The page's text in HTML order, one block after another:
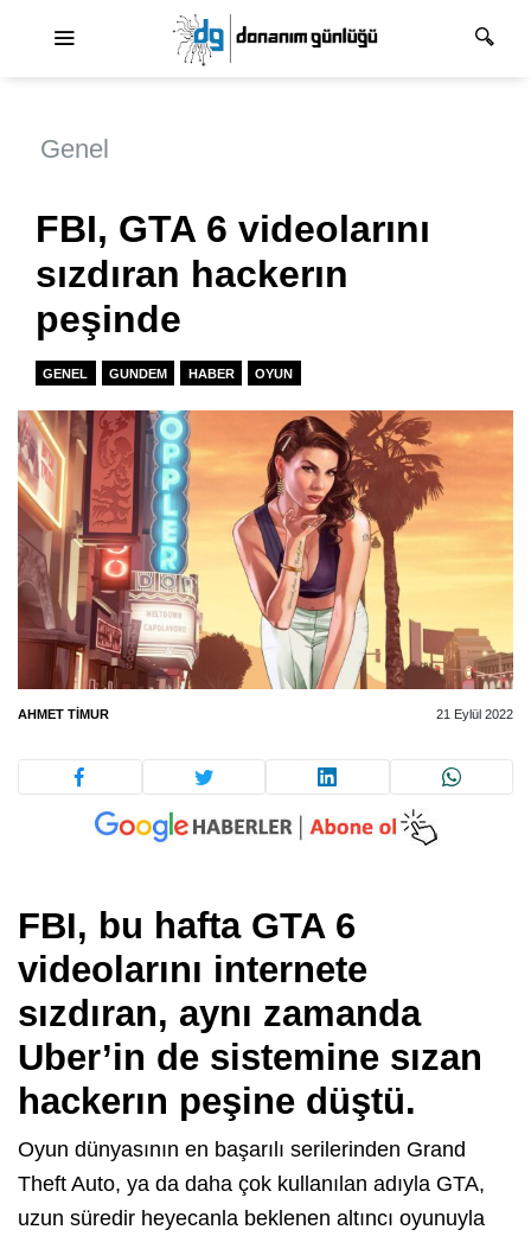
Genel
FBI, GTA 6 videolarını
sızdıran hackerın
peşinde
GENEL GUNDEM HABER OYUN
AHMET TIMUR 21 Eylül 2022
FBI, bu hafta GTA 6
videolarını internete
sızdıran, aynı zamanda
Uber’in de sistemine sızan
hackerın peşine düştü.
Oyun dünyasının en başarılı serilerinden Grand
Theft Auto, ya da daha çok kullanılan adıyla GTA,
uzun süredir heyecanla beklenen altıncı oyunuyla